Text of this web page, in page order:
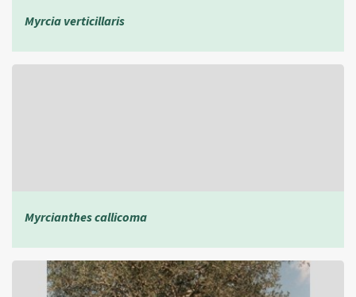
Myrcia verticillaris
Myrcianthes callicoma